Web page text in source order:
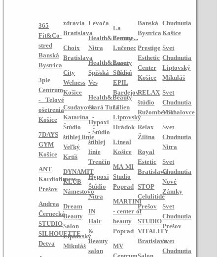
365
Fit&Co-
stred
Banská
Bystrica
3ple
Centrum
- Telové
ošetrenia
Košice
7DAYS
GYM
Košice
ANT
Kardiofitness
Prešov
Andrea
Černecká
STUDIO
SILHOUETTE
Detva
zdravia
Bratislava
Choix
Bratislava
City
Welness
Košice
Csudayová
Katarína -
Štúdio
štíhlej línie
Veľký
Krtíš
DYNAMIT
KLUB
Námestovo
Dream
Beauty
Salon
Liptovský
Mikuláš
Levoča
Health&Beauty
Nitra
Health&Beauty
Spišská Nová
Ves
Health&Beauty
Stará Turá
Hypoxi
- Štúdio
štíhlej
línie
Trenčín
Hypoxi
Štúdio
Nitra
IN
Hair
&
Beauty
salon
La
Femme...
Lučenec
Laser
Studio
EPIL
Bardejov
Lilien
Liptovský
Hrádok
Lineal
Košice
MA MI
Studio
Poprad
MARTINI
- center of
beauty
Poprad
MV
Banská
Bystrica
Prestige
Esthetic
Center
Košice
RELAX
štúdio
Ružomberok
Relax
Žilina
Royal
Estetic
Bratislava
STOP
Celulitíde
Prešov
STUDIO
VITALITY
Bratislava
Chudnutia
Košice
Svet
Chudnutia
Liptovský
Mikuláš
Svet
Chudnutia
Michalovce
Svet
Chudnutia
Nitra
Svet
Chudnutia
Nové
Zámky
Svet
Chudnutia
Prešov
Svet
Chudnutia